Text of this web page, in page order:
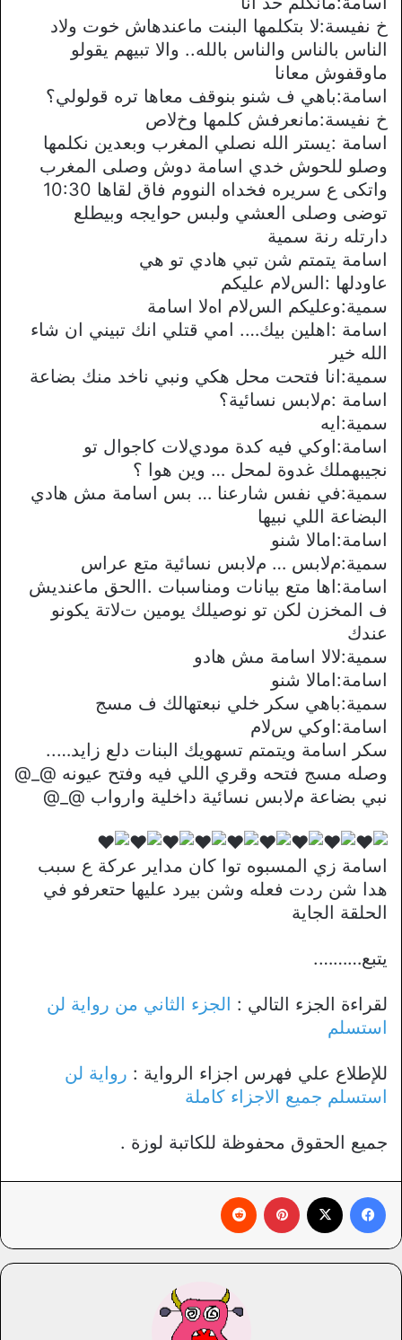
خ نفيسة:ﻻ بتكلمها البنت ماعندهاش خوت وﻻد
الناس بالناس والناس بالله.. واﻻ تبيهم يقولو
ماوقفوش معانا
اسامة:باهي ف شنو بنوقف معاها تره قولولي؟
خ نفيسة:مانعرفش كلمها وخﻻص
اسامة :يستر الله نصلي المغرب وبعدين نكلمها
وصلو للحوش خدي اسامة دوش وصلى المغرب
واتكى ع سريره فخداه النووم فاق لقاها 10:30
توضى وصلى العشي ولبس حوايجه وبيطلع
دارتله رنة سمية
اسامة يتمتم شن تبي هادي تو هي
عاودلها :السﻻم عليكم
سمية:وعليكم السﻻم اهﻻ اسامة
اسامة :اهلين بيك…. امي قتلي انك تبيني ان شاء
الله خير
سمية:انا فتحت محل هكي ونبي ناخد منك بضاعة
اسامة :مﻻبس نسائية؟
سمية:ايه
اسامة:اوكي فيه كدة موديﻻت كاجوال تو
نجيبهملك غدوة لمحل … وين هوا ؟
سمية:في نفس شارعنا … بس اسامة مش هادي
البضاعة اللي نبيها
اسامة:اماﻻ شنو
سمية:مﻻبس … مﻻبس نسائية متع عراس
اسامة:اها متع بيانات ومناسبات .االحق ماعنديش
ف المخزن لكن تو نوصيلك يومين تﻻتة يكونو
عندك
سمية:ﻻﻻ اسامة مش هادو
اسامة:اماﻻ شنو
سمية:باهي سكر خلي نبعتهالك ف مسج
اسامة:اوكي سﻻم
سكر اسامة ويتمتم تسهويك البنات دلع زايد…..
وصله مسج فتحه وقري اللي فيه وفتح عيونه @_@
نبي بضاعة مﻻبس نسائية داخلية وارواب @_@
اسامة زي المسبوه توا كان مداير عركة ع سبب
هدا شن ردت فعله وشن بيرد عليها حتعرفو في
الحلقة الجاية
يتبع……….
لقراءة الجزء التالي : الجزء الثاني من رواية لن
استسلم
للإطلاع علي فهرس اجزاء الرواية : رواية لن
استسلم جميع الاجزاء كاملة
جميع الحقوق محفوظة للكاتبة لوزة .